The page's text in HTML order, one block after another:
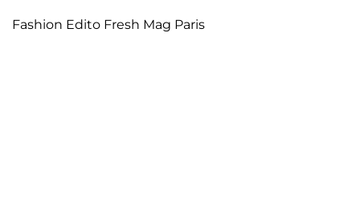
Fashion Edito Fresh Mag Paris